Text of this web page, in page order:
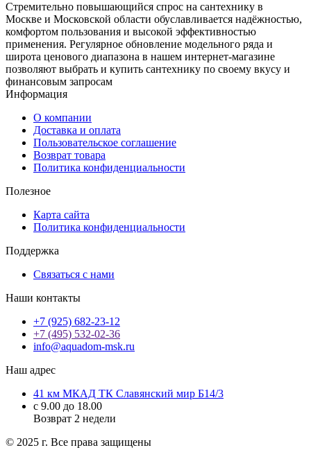
Стремительно повышающийся спрос на сантехнику в
Москве и Московской области обуславливается надёжностью,
комфортом пользования и высокой эффективностью
применения. Регулярное обновление модельного ряда и
широта ценового диапазона в нашем интернет-магазине
позволяют выбрать и купить сантехнику по своему вкусу и
финансовым запросам
Информация
О компании
Доставка и оплата
Пользовательское соглашение
Возврат товара
Политика конфиденциальности
Полезное
Карта сайта
Политика конфиденциальности
Поддержка
Связаться с нами
Наши контакты
+7 (925) 682-23-12
+7 (495) 532-02-36
info@aquadom-msk.ru
Наш адрес
41 км МКАД ТК Славянский мир Б14/3
с 9.00 до 18.00
Возврат 2 недели
© 2025 г. Все права защищены